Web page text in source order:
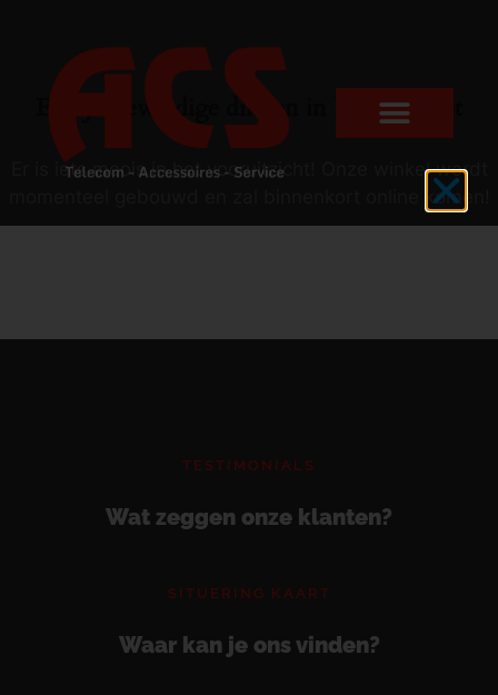
Er zijn geweldige dingen in het verschiet
Er is iets moois in het vooruitzicht! Onze winkel wordt
momenteel gebouwd en zal binnenkort online komen!
TESTIMONIALS
Wat zeggen onze klanten?
SITUERING KAART
Waar kan je ons vinden?